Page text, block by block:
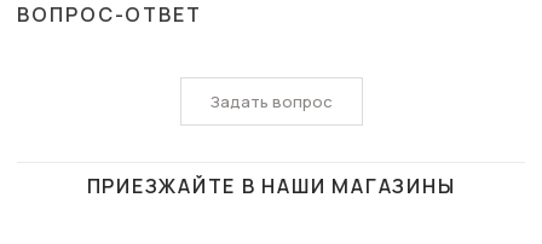
ВОПРОС-ОТВЕТ
Задать вопрос
ПРИЕЗЖАЙТЕ В НАШИ МАГАЗИНЫ